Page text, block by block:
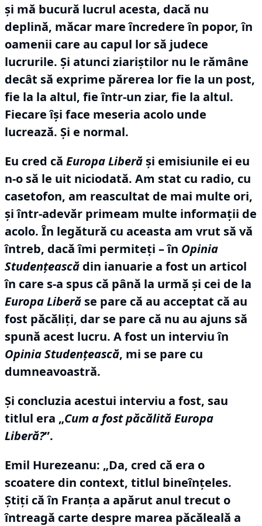
şi mă bucură lucrul acesta, dacă nu
deplină, măcar mare încredere în popor, în
oamenii care au capul lor să judece
lucrurile. Şi atunci ziariştilor nu le rămâne
decât să exprime părerea lor fie la un post,
fie la la altul, fie într-un ziar, fie la altul.
Fiecare îşi face meseria acolo unde
lucrează. Şi e normal.
Eu cred că Europa Liberă şi emisiunile ei eu
n-o să le uit niciodată. Am stat cu radio, cu
casetofon, am reascultat de mai multe ori,
şi într-adevăr primeam multe informaţii de
acolo. În legătură cu aceasta am vrut să vă
întreb, dacă îmi permiteţi – în Opinia
Studenţească din ianuarie a fost un articol
în care s-a spus că până la urmă şi cei de la
Europa Liberă se pare că au acceptat că au
fost păcăliţi, dar se pare că nu au ajuns să
spună acest lucru. A fost un interviu în
Opinia Studenţească, mi se pare cu
dumneavoastră.
Şi concluzia acestui interviu a fost, sau
titlul era „Cum a fost păcălită Europa
Liberă?”.
Emil Hurezeanu: „Da, cred că era o
scoatere din context, titlul bineînţeles.
Ştiţi că în Franţa a apărut anul trecut o
întreagă carte despre marea păcăleală a